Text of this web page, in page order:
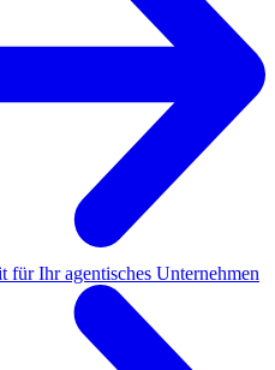
für Ihr agentisches Unternehmen